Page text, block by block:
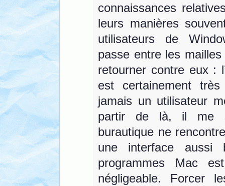
connaissances
leurs manières
utilisateurs de
passe entre les
retourner contre eux :
est certainement
jamais un utilisateur
partir de là, il me
burautique ne
une interface aussi
programmes Mac
négligeable. Forcer